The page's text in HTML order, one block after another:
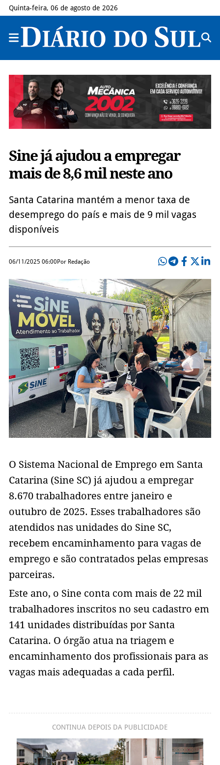
Quinta-feira, 06 de agosto de 2026
Sine já ajudou a empregar
mais de 8,6 mil neste ano
Santa Catarina mantém a menor taxa de
desemprego do país e mais de 9 mil vagas
disponíveis
06/11/2025 06:00Por Redação
O Sistema Nacional de Emprego em Santa
Catarina (Sine SC) já ajudou a empregar
8.670 trabalhadores entre janeiro e
outubro de 2025. Esses trabalhadores são
atendidos nas unidades do Sine SC,
recebem encaminhamento para vagas de
emprego e são contratados pelas empresas
parceiras.
Este ano, o Sine conta com mais de 22 mil
trabalhadores inscritos no seu cadastro em
141 unidades distribuídas por Santa
Catarina. O órgão atua na triagem e
encaminhamento dos profissionais para as
vagas mais adequadas a cada perfil.
CONTINUA DEPOIS DA PUBLICIDADE